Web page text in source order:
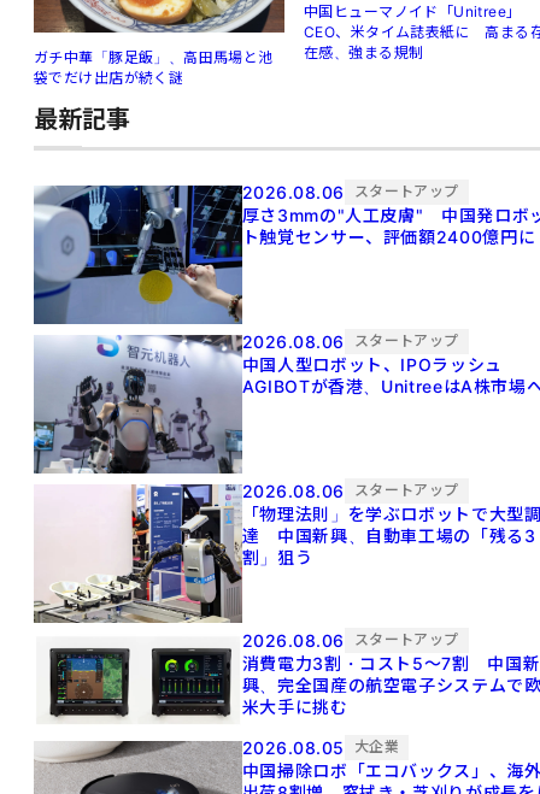
ガチ中華「豚足飯」、高田馬場と池
袋でだけ出店が続く謎
中国ヒューマノイド「Unitree」
CEO、米タイム誌表紙に 高まる
在感、強まる規制
最新記事
2026.08.06 スタートアップ
厚さ3mmの"人工皮膚" 中国発ロボ
ト触覚センサー、評価額2400億円に
2026.08.06 スタートアップ
中国人型ロボット、IPOラッシュ
AGIBOTが香港、UnitreeはA株市場
2026.08.06 スタートアップ
「物理法則」を学ぶロボットで大型
達 中国新興、自動車工場の「残る3
割」狙う
2026.08.06 スタートアップ
消費電力3割・コスト5〜7割 中国新
興、完全国産の航空電子システムで
米大手に挑む
2026.08.05
大企業
中国掃除ロボ「エコバックス」、海